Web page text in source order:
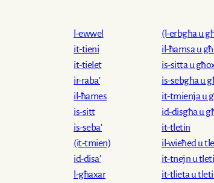
l-ewwel
it-tieni
it-tielet
ir-raba’
il-ħames
is-sitt
is-seba’
(it-tmien)
id-disa’
l-għaxar
(l-erbgħa u
il-ħamsa u
is-sitta u
is-sebgħa u
it-tmienja u
id-disgħa u
it-tletin
il-wieħed u
it-tnejn u
it-tlieta u